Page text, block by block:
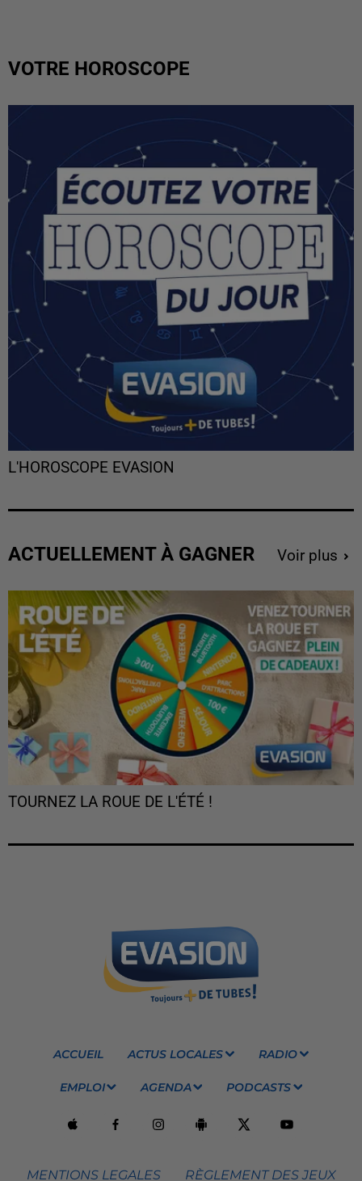
VOTRE HOROSCOPE
L'HOROSCOPE EVASION
ACTUELLEMENT À GAGNER Voir plus
TOURNEZ LA ROUE DE L'ÉTÉ !
ACCUEIL ACTUS LOCALES RADIO
EMPLOI AGENDA PODCASTS
MENTIONS LEGALES RÈGLEMENT DES JEUX